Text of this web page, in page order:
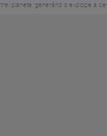
planete, generând o explozie a